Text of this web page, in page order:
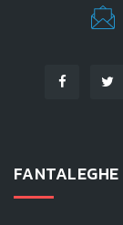
FANTALEGHE